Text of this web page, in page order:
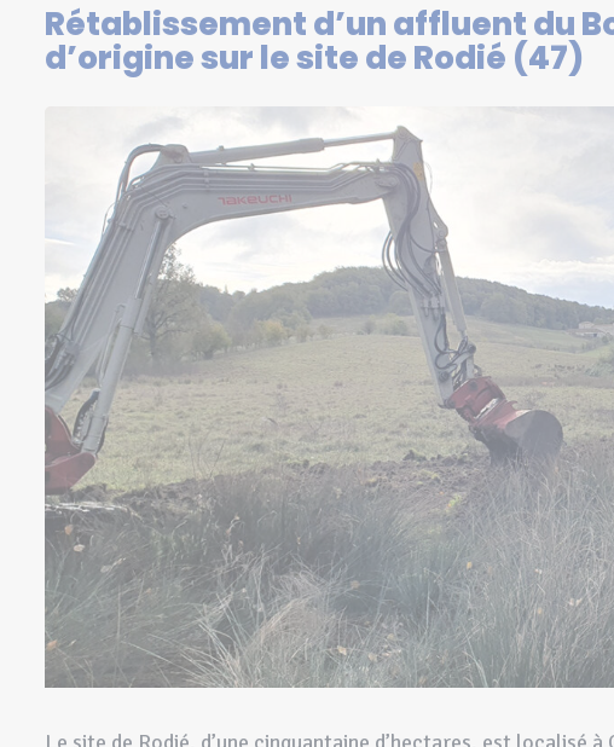
Rétablissement d’un affluent du
d’origine sur le site de Rodié (47)